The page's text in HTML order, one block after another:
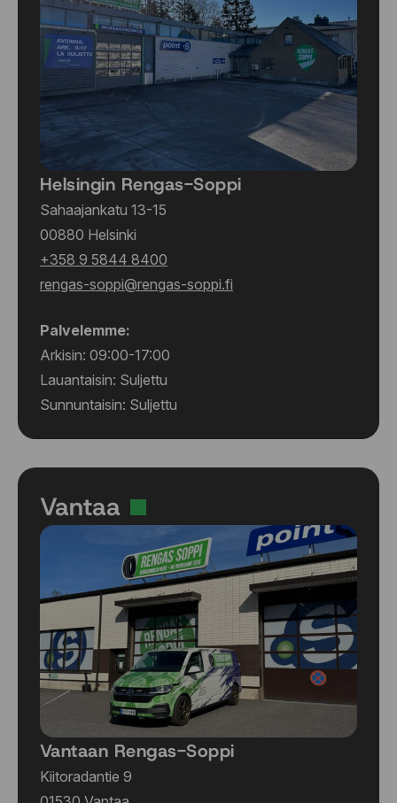
Helsingin Rengas-Soppi
Sahaajankatu 13-15
00880 Helsinki
+358 9 5844 8400
rengas-soppi@rengas-soppi.fi
Palvelemme:
Arkisin: 09:00-17:00
Lauantaisin: Suljettu
Sunnuntaisin: Suljettu
Vantaa
Vantaan Rengas-Soppi
Kiitoradantie 9